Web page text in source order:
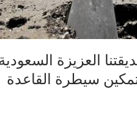
العزيزة
سيطرة القاعدة